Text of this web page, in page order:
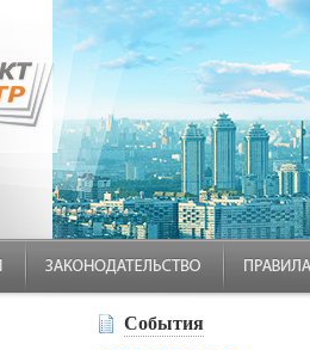
События